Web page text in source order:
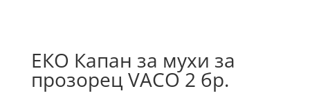
ЕКО Капан за мухи за
прозорец VACO 2 бр.